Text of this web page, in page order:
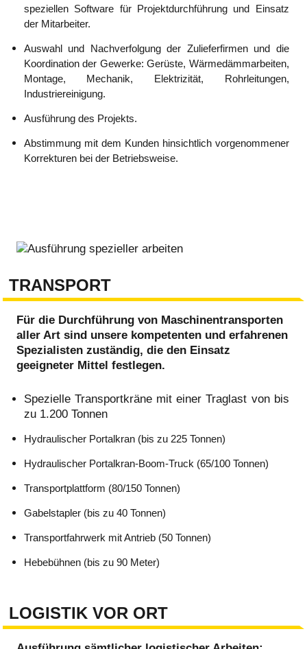
speziellen Software für Projektdurchführung und Einsatz
der Mitarbeiter.
Auswahl und Nachverfolgung der Zulieferfirmen und die
Koordination der Gewerke: Gerüste, Wärmedämmarbeiten,
Montage, Mechanik, Elektrizität, Rohrleitungen,
Industriereinigung.
Ausführung des Projekts.
Abstimmung mit dem Kunden hinsichtlich vorgenommener
Korrekturen bei der Betriebsweise.
TRANSPORT
Für die Durchführung von Maschinentransporten
aller Art sind unsere kompetenten und erfahrenen
Spezialisten zuständig, die den Einsatz
geeigneter Mittel festlegen.
Spezielle Transportkräne mit einer Traglast von bis
zu 1.200 Tonnen
Hydraulischer Portalkran (bis zu 225 Tonnen)
Hydraulischer Portalkran-Boom-Truck (65/100 Tonnen)
Transportplattform (80/150 Tonnen)
Gabelstapler (bis zu 40 Tonnen)
Transportfahrwerk mit Antrieb (50 Tonnen)
Hebebühnen (bis zu 90 Meter)
LOGISTIK VOR ORT